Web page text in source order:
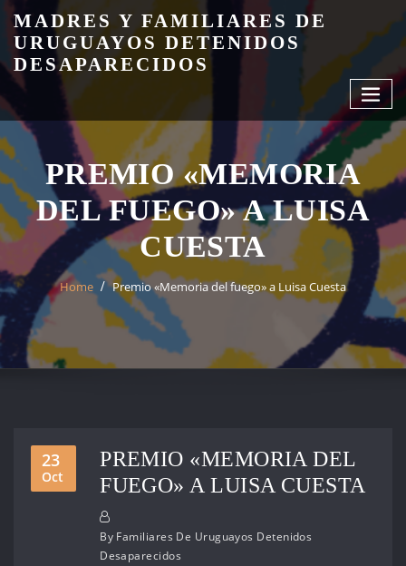
content
MADRES Y FAMILIARES DE
URUGUAYOS DETENIDOS
DESAPARECIDOS
PREMIO «MEMORIA
DEL FUEGO» A LUISA
CUESTA
Home Premio «Memoria del fuego» a Luisa Cuesta
23
Oct
PREMIO «MEMORIA DEL
FUEGO» A LUISA CUESTA
By Familiares De Uruguayos Detenidos
Desaparecidos